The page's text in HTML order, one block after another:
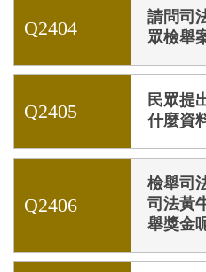
Q2404
請問司
眾檢舉
Q2405
民眾提
什麼資
Q2406
檢舉司
司法黃
舉獎金